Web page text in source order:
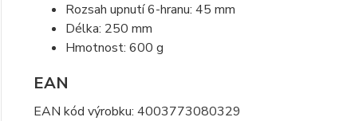
Rozsah upnutí 6-hranu: 45 mm
Délka: 250 mm
Hmotnost: 600 g
EAN
EAN kód výrobku: 4003773080329